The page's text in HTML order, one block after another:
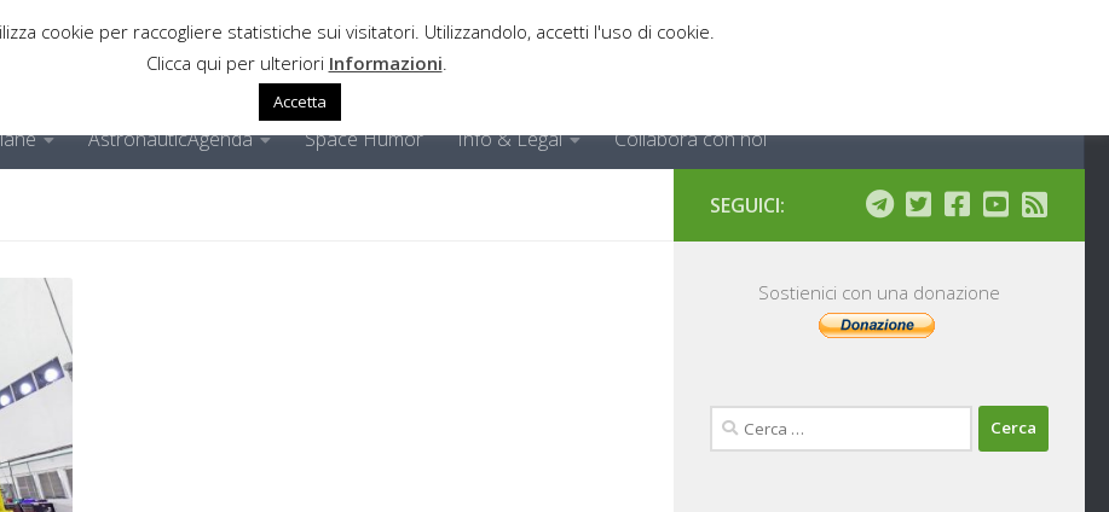
AstronauticAgenda Space Humor Info & Legal Collabora con noi
SEGUICI:
Sostienici con una donazione
Ricerca
per:
cookie per raccogliere statistiche sui visitatori. Utilizzandolo, accetti l'uso di cookie.
Clicca qui per ulteriori Informazioni
Accetta